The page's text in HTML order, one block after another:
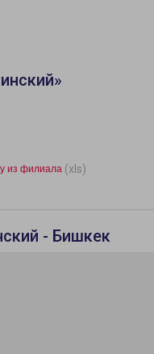
из филиала (xls)
- Бишкек